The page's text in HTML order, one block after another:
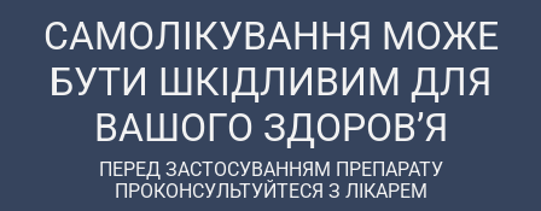
САМОЛІКУВАННЯ МОЖЕ
БУТИ ШКІДЛИВИМ ДЛЯ
ВАШОГО ЗДОРОВ’Я
ПЕРЕД ЗАСТОСУВАННЯМ ПРЕПАРАТУ
ПРОКОНСУЛЬТУЙТЕСЯ З ЛІКАРЕМ